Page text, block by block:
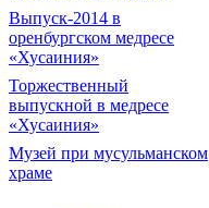
Выпуск-2014 в
оренбургском медресе
«Хусаиния»
Торжественный
выпускной в медресе
«Хусаиния»
Музей при мусульманском
храме